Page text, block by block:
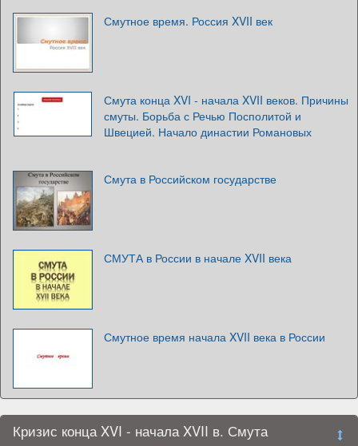
Смутное время. Россия XVII век
Смута конца XVI - начала XVII веков. Причины
смуты. Борьба с Речью Посполитой и
Швецией. Начало династии Романовых
Смута в Российском государстве
СМУТА в России в начале XVII века
Смутное время начала XVII века в России
Кризис конца XVI - начала XVII в. Смута